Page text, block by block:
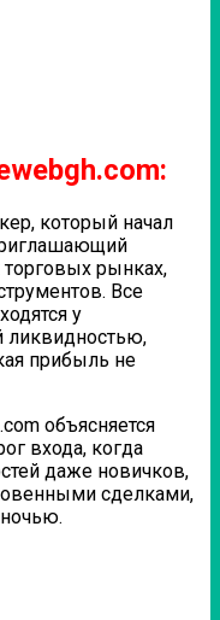
который начал
рынках,
Все
у
ликвидностью,
прибыль не
объясняется
входа, когда
даже новичков,
сделками,